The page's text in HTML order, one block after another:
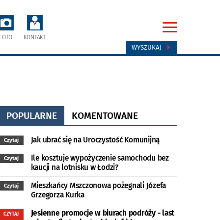
KONTAKT
WYSZUKAJ
POPULARNE KOMENTOWANE
Czytaj Jak ubrać się na Uroczystość Komunijną
Czytaj
Ile kosztuje wypożyczenie samochodu bez
kaucji na lotnisku w Łodzi?
Czytaj
Mieszkańcy Mszczonowa pożegnali Józefa
Grzegorza Kurka
CZYTAJ
Jesienne promocje w biurach podróży - last